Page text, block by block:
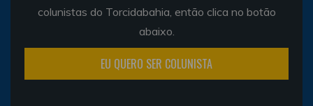
colunistas do Torcidabahia, então clica no botão
abaixo.
EU QUERO SER COLUNISTA